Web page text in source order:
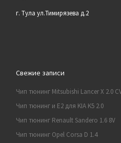
г. Тула ул.Тимирязева д.2
Свежие записи
Чип тюнинг Mitsubishi Lancer X 2.0
Чип тюнинг и E2 для KIA K5 2.0
Чип тюнинг Renault Sandero 1.6 8V
Чип тюнинг Opel Corsa D 1.4